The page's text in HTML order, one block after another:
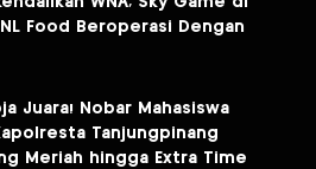
Food Beroperasi Dengan
Juara! Nobar Mahasiswa
Tanjungpinang
Meriah hingga Extra Time